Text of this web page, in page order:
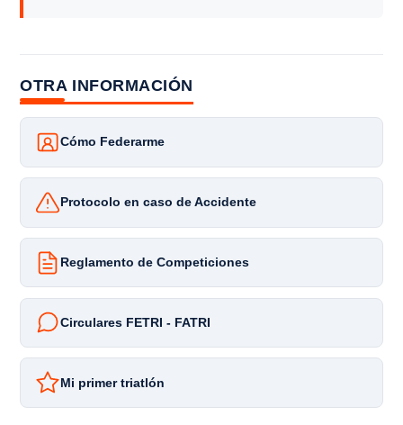
OTRA INFORMACIÓN
Cómo Federarme
Protocolo en caso de Accidente
Reglamento de Competiciones
Circulares FETRI - FATRI
Mi primer triatlón